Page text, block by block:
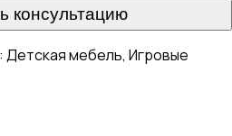
консультацию
Детская мебель, Игровые